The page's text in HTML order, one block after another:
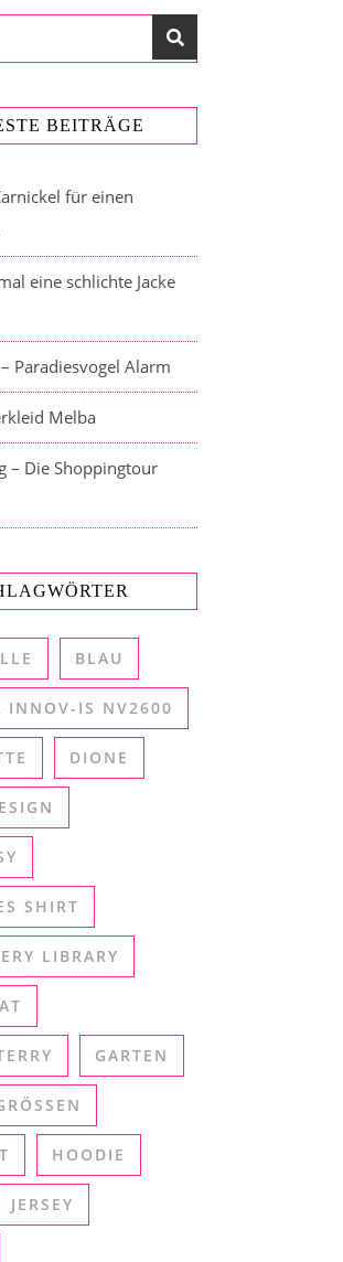
BEITRÄGE
für einen
eine schlichte Jacke
Paradiesvogel Alarm
Melba
– Die Shoppingtour
BLAU
INNOV-IS NV2600
DIONE
SHIRT
LIBRARY
GARTEN
HOODIE
JERSEY